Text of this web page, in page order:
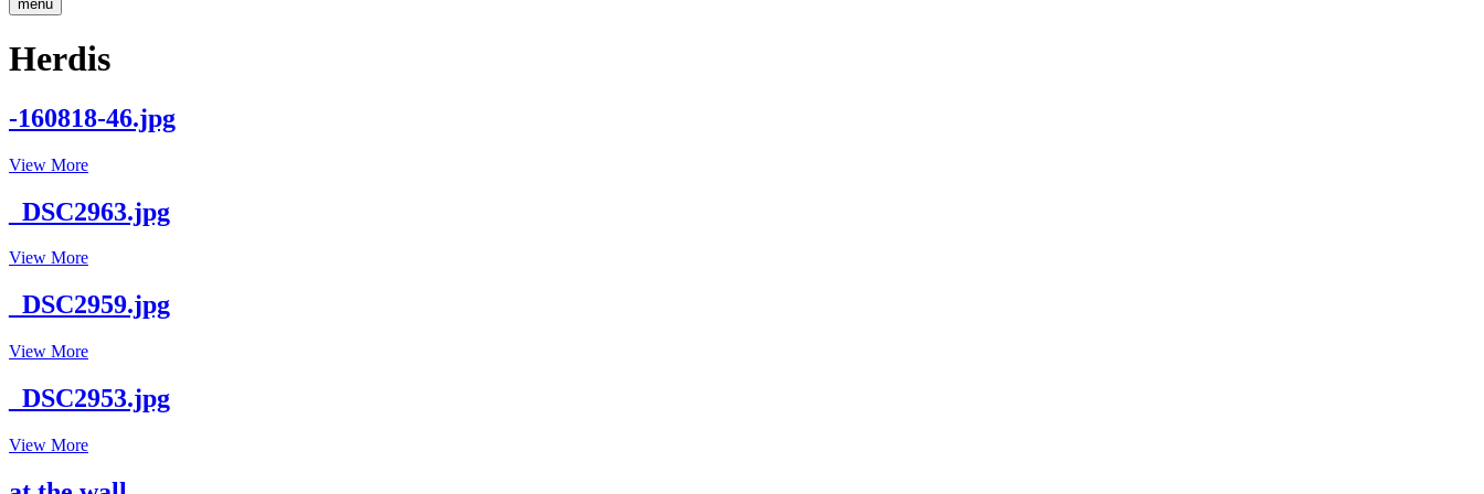
menu
Herdis
-160818-46.jpg
View More-160818-
_DSC2963.jpg
View More_DSC2963.jpg
_DSC2959.jpg
View More_DSC2959.jpg
_DSC2953.jpg
View More_DSC2953.jpg